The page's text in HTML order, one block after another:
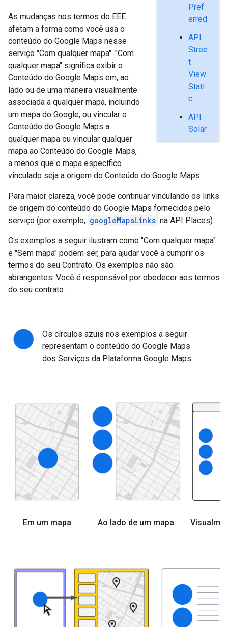
Pref
erred
API
Stree
t
View
Stati
c
API
Solar
As mudanças nos termos do EEE
afetam a forma como você usa o
conteúdo do Google Maps nesse
serviço "Com qualquer mapa". "Com
qualquer mapa" significa exibir o
Conteúdo do Google Maps em, ao
lado ou de uma maneira visualmente
associada a qualquer mapa, incluindo
um mapa do Google, ou vincular o
Conteúdo do Google Maps a
qualquer mapa ou vincular qualquer
mapa ao Conteúdo do Google Maps,
a menos que o mapa específico
vinculado seja a origem do Conteúdo do Google Maps.
Para maior clareza, você pode continuar vinculando os links
de origem do conteúdo do Google Maps fornecidos pelo
serviço (por exemplo, googleMapsLinks na API Places).
Os exemplos a seguir ilustram como "Com qualquer mapa"
e "Sem mapa" podem ser, para ajudar você a cumprir os
termos do seu Contrato. Os exemplos não são
abrangentes. Você é responsável por obedecer aos termos
do seu contrato.
Os círculos azuis nos exemplos a seguir
representam o conteúdo do Google Maps
dos Serviços da Plataforma Google Maps.
Em um mapa Ao lado de um mapa